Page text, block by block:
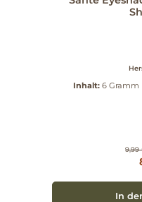
Inhalt: 6 Gramm
9,99
In